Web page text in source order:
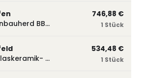
BEKO Einbauherd BBUM113N2B mit Hydrolyse, Schwarz BBUM113N2B
746,88 €
1 Stück
BEKO Glaskeramik- Strahlungskochfeld EH 9641 XHN, herdgebunden EH9641XHN
534,48 €
1 Stück